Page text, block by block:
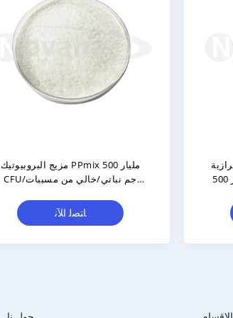
أقراص بروبيوتيك/علامة تجارية خاصة/
تصنيع التصميم الشخصي/تصنيع
ﺎﺘﺼﻟ ﺍﻶﻧ